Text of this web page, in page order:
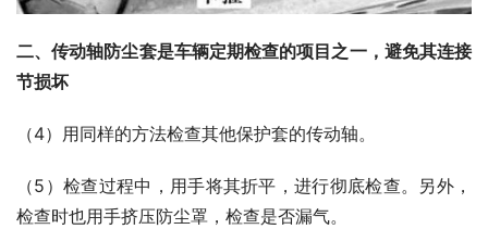
二、传动轴防尘套是车辆定期检查的项目之一，避免其连接
节损坏
（4）用同样的方法检查其他保护套的传动轴。
（5）检查过程中，用手将其折平，进行彻底检查。另外，
检查时也用手挤压防尘罩，检查是否漏气。